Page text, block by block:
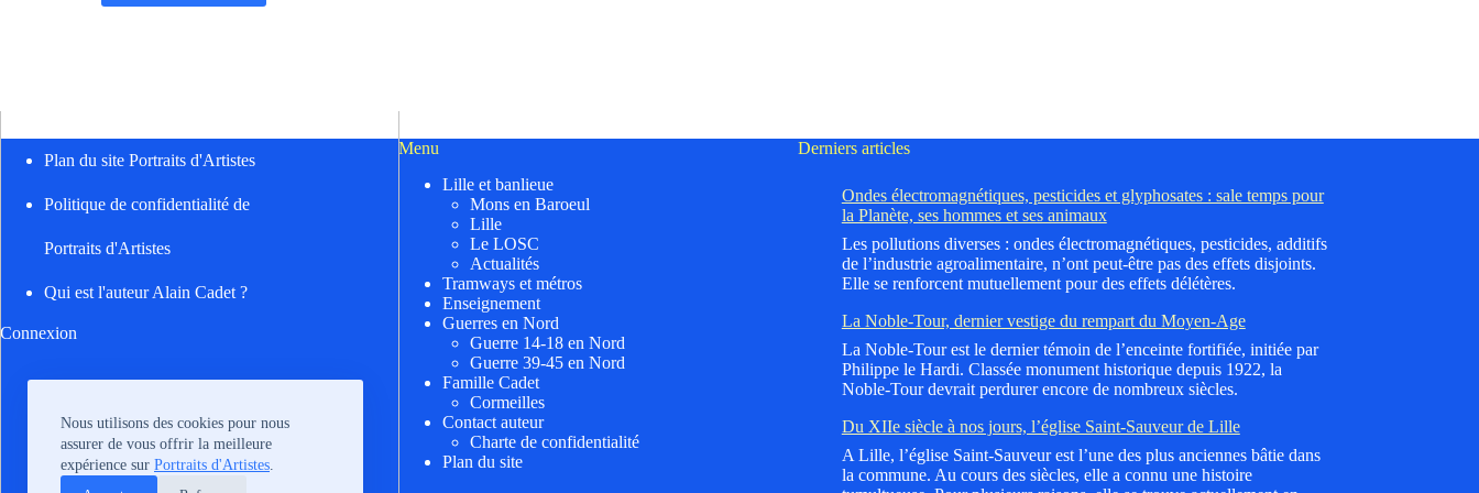
Nous utilisons des cookies pour nous
assurer de vous offrir la meilleure
expérience sur Portraits d'Artistes.
Plan du site Portraits d'Artistes
Politique de confidentialité de
Portraits d'Artistes
Qui est l'auteur Alain Cadet ?
Connexion
Menu
Lille et banlieue
Mons en Baroeul
Lille
Le LOSC
Actualités
Tramways et métros
Enseignement
Guerres en Nord
Guerre 14-18 en Nord
Guerre 39-45 en Nord
Famille Cadet
Cormeilles
Contact auteur
Charte de confidentialité
Plan du site
Derniers articles
Ondes électromagnétiques, pesticides et glyphosates : sale temps pour
la Planète, ses hommes et ses animaux
Les pollutions diverses : ondes électromagnétiques, pesticides, additifs
de l’industrie agroalimentaire, n’ont peut-être pas des effets disjoints.
Elle se renforcent mutuellement pour des effets délétères.
La Noble-Tour, dernier vestige du rempart du Moyen-Age
La Noble-Tour est le dernier témoin de l’enceinte fortifiée, initiée par
Philippe le Hardi. Classée monument historique depuis 1922, la
Noble-Tour devrait perdurer encore de nombreux siècles.
Du XIIe siècle à nos jours, l’église Saint-Sauveur de Lille
A Lille, l’église Saint-Sauveur est l’une des plus anciennes bâtie dans
la commune. Au cours des siècles, elle a connu une histoire